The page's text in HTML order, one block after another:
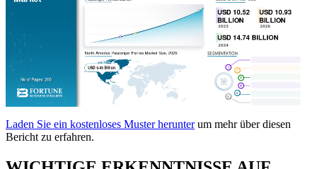
Laden Sie ein kostenloses Muster herunterum mehr über diesen
Bericht zu erfahren.